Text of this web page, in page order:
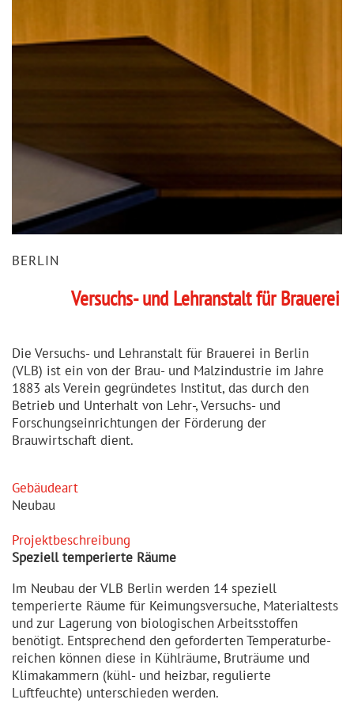
BERLIN
Versuchs- und Lehranstalt für Brauerei
Die Versuchs- und Lehranstalt für Brauerei in Berlin
(VLB) ist ein von der Brau- und Malzindustrie im Jahre
1883 als Verein gegründetes Institut, das durch den
Betrieb und Unterhalt von Lehr-, Versuchs- und
Forschungseinrichtungen der Förderung der
Brauwirtschaft dient.
Gebäudeart
Neubau
Projekt­be­schreibung
Speziell temperierte Räume
Im Neubau der VLB Berlin werden 14 speziell
temperierte Räume für Keimungs­versuche, Materi­altests
und zur Lagerung von biologischen Arbeits­stoffen
benötigt. Entsprechend den geforderten Tempera­tur­be­
reichen können diese in Kühlräume, Bruträume und
Klimakammern (kühl- und heizbar, regulierte
Luftfeuchte) unterschieden werden.